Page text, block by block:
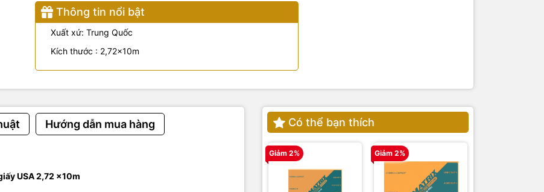
Thông tin nổi bật
Xuất xứ: Trung Quốc
Kích thước : 2,72x10m
Hướng dẫn mua hàng
USA 2,72 x10m
Có thể bạn thích
Giảm 2% Giảm 2%